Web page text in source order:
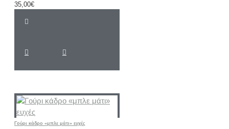
35,00€
Γούρι κάδρο «μπλε μάτι» ευχές